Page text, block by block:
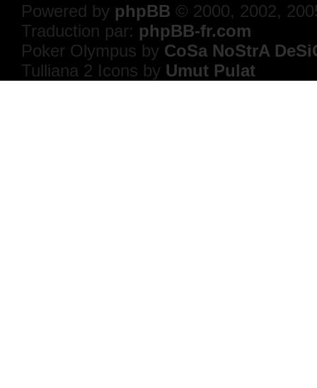
Powered by phpBB © 2000, 2002,
Traduction par: phpBB-fr.com
Poker Olympus by CoSa NoStrA
Tulliana 2 Icons by Umut Pulat